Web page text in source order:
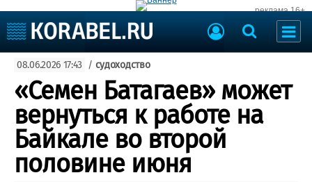
реклама 16+
Судоходство
Судоремонт
События
Порты
Рыболовство
ВМФ
Яхты и катера
Еще
08.06.2026 17:43 / судоходство
«Семен Батагаев» может
вернуться к работе на
Байкале во второй
половине июня